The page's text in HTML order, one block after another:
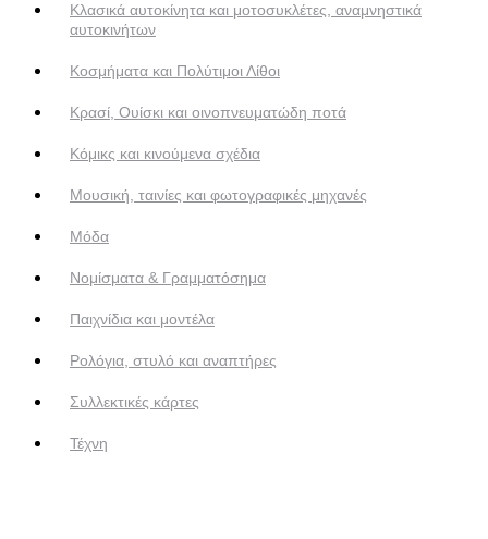
Κλασικά αυτοκίνητα και μοτοσυκλέτες, αναμνηστικά
αυτοκινήτων
Κοσμήματα και Πολύτιμοι Λίθοι
Κρασί, Ουίσκι και οινοπνευματώδη ποτά
Κόμικς και κινούμενα σχέδια
Μουσική, ταινίες και φωτογραφικές μηχανές
Μόδα
Νομίσματα & Γραμματόσημα
Παιχνίδια και μοντέλα
Ρολόγια, στυλό και αναπτήρες
Συλλεκτικές κάρτες
Τέχνη